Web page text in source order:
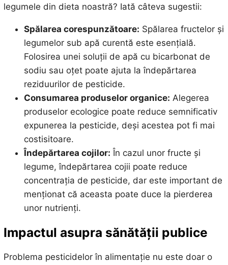
legumele din dieta noastră? Iată câteva sugestii:
Spălarea corespunzătoare: Spălarea fructelor și
legumelor sub apă curentă este esențială.
Folosirea unei soluții de apă cu bicarbonat de
sodiu sau oțet poate ajuta la îndepărtarea
reziduurilor de pesticide.
Consumarea produselor organice: Alegerea
produselor ecologice poate reduce semnificativ
expunerea la pesticide, deși acestea pot fi mai
costisitoare.
Îndepărtarea cojilor: În cazul unor fructe și
legume, îndepărtarea cojii poate reduce
concentrația de pesticide, dar este important de
menționat că aceasta poate duce la pierderea
unor nutrienți.
Impactul asupra sănătății publice
Problema pesticidelor în alimentație nu este doar o